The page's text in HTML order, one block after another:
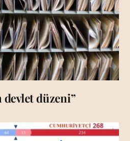
devlet düzeni”